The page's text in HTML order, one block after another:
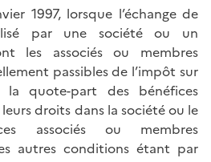
1997, lorsque l’échange de
par une société ou un
les associés ou membres
passibles de l’impôt sur
quote-part des bénéfices
droits dans la société ou le
associés ou membres
autres conditions étant par